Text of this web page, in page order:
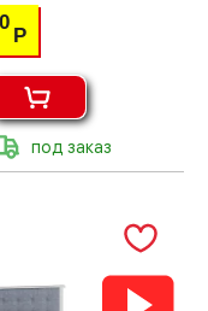
Р
под заказ